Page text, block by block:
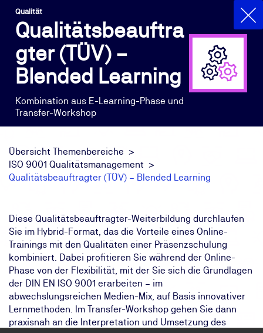
Qualität
Qualitätsbeauftra
gter (TÜV) –
Blended Learning
Kombination aus E-Learning-Phase und
Transfer-Workshop
Übersicht Themenbereiche
ISO 9001 Qualitätsmanagement
Qualitätsbeauftragter (TÜV) – Blended Learning
Diese Qualitätsbeauftragter-Weiterbildung durchlaufen
Sie im Hybrid-Format, das die Vorteile eines Online-
Trainings mit den Qualitäten einer Präsenzschulung
kombiniert. Dabei profitieren Sie während der Online-
Phase von der Flexibilität, mit der Sie sich die Grundlagen
der DIN EN ISO 9001 erarbeiten – im
abwechslungsreichen Medien-Mix, auf Basis innovativer
Lernmethoden. Im Transfer-Workshop gehen Sie dann
praxisnah an die Interpretation und Umsetzung des